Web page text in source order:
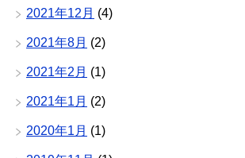
2021年12月 (4)
2021年8月 (2)
2021年2月 (1)
2021年1月 (2)
2020年1月 (1)